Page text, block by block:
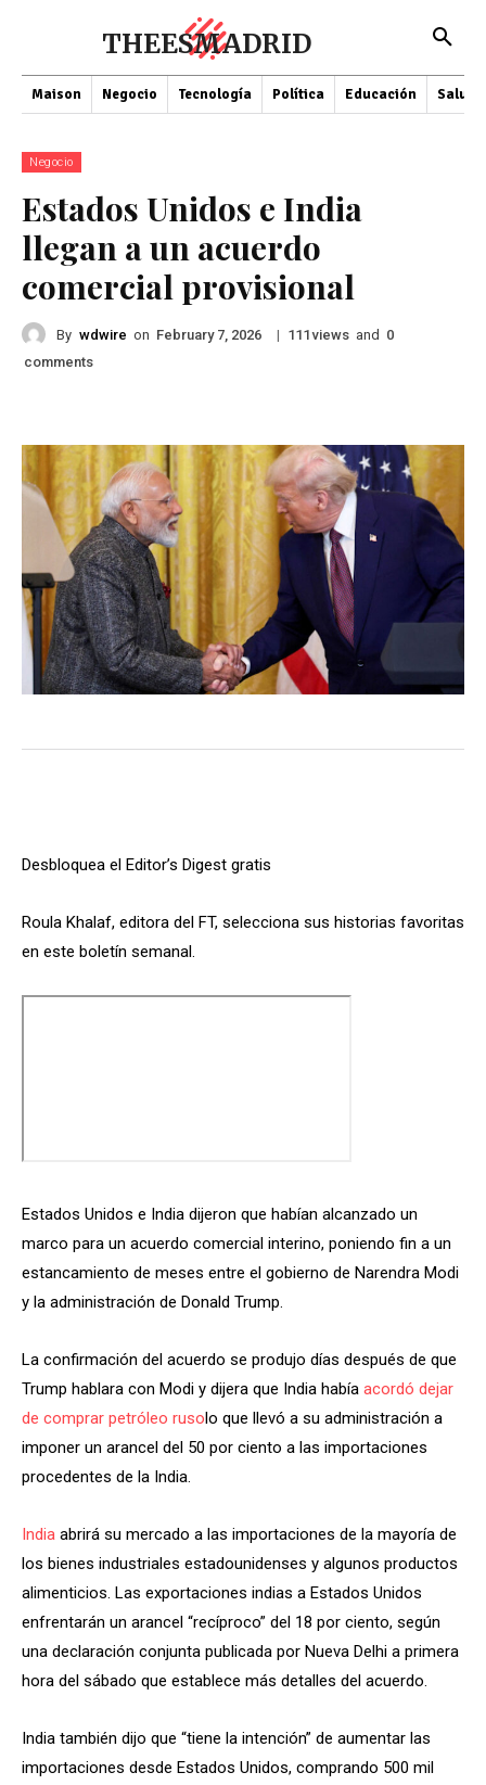
THEESMADRID
Maison Negocio Tecnología Política Educación Salud
Negocio
Estados Unidos e India
llegan a un acuerdo
comercial provisional
By wdwire on February 7, 2026 | 111 views and 0
comments
Desbloquea el Editor’s Digest gratis
Roula Khalaf, editora del FT, selecciona sus historias favoritas
en este boletín semanal.
Estados Unidos e India dijeron que habían alcanzado un
marco para un acuerdo comercial interino, poniendo fin a un
estancamiento de meses entre el gobierno de Narendra Modi
y la administración de Donald Trump.
La confirmación del acuerdo se produjo días después de que
Trump hablara con Modi y dijera que India había acordó dejar
de comprar petróleo rusolo que llevó a su administración a
imponer un arancel del 50 por ciento a las importaciones
procedentes de la India.
India abrirá su mercado a las importaciones de la mayoría de
los bienes industriales estadounidenses y algunos productos
alimenticios. Las exportaciones indias a Estados Unidos
enfrentarán un arancel “recíproco” del 18 por ciento, según
una declaración conjunta publicada por Nueva Delhi a primera
hora del sábado que establece más detalles del acuerdo.
India también dijo que “tiene la intención” de aumentar las
importaciones desde Estados Unidos, comprando 500 mil